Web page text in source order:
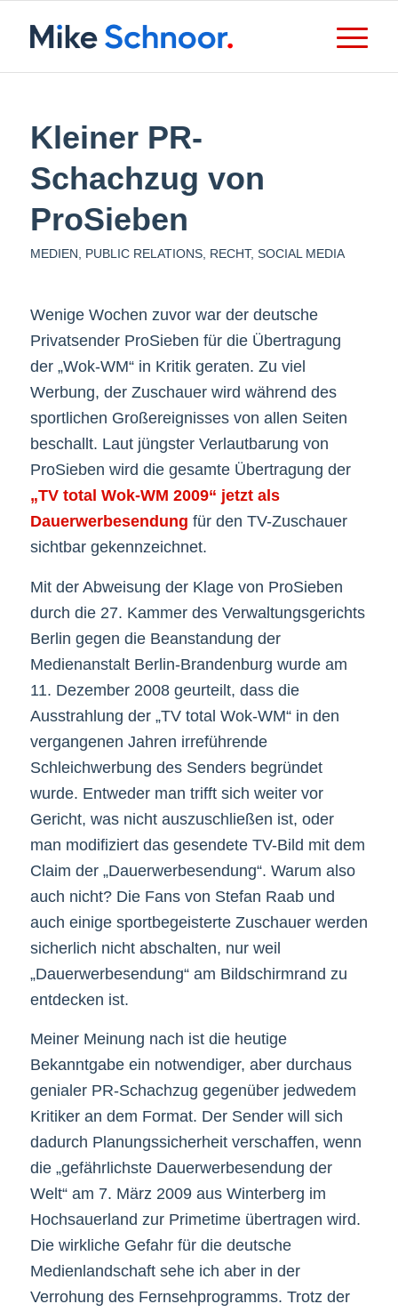
Kleiner PR-
Schachzug von
ProSieben
MEDIEN PUBLIC RELATIONS, RECHT, SOCIAL MEDIA
Wenige Wochen zuvor war der deutsche
Privatsender ProSieben für die Übertragung
der „Wok-WM“ in Kritik geraten. Zu viel
Werbung, der Zuschauer wird während des
sportlichen Großereignisses von allen Seiten
beschallt. Laut jüngster Verlautbarung von
ProSieben wird die gesamte Übertragung der
„TV total Wok-WM 2009“ jetzt als
Dauerwerbesendung für den TV-Zuschauer
sichtbar gekennzeichnet.
Mit der Abweisung der Klage von ProSieben
durch die 27. Kammer des Verwaltungsgerichts
Berlin gegen die Beanstandung der
Medienanstalt Berlin-Brandenburg wurde am
11. Dezember 2008 geurteilt, dass die
Ausstrahlung der „TV total Wok-WM“ in den
vergangenen Jahren irreführende
Schleichwerbung des Senders begründet
wurde. Entweder man trifft sich weiter vor
Gericht, was nicht auszuschließen ist, oder
man modifiziert das gesendete TV-Bild mit dem
Claim der „Dauerwerbesendung“. Warum also
auch nicht? Die Fans von Stefan Raab und
auch einige sportbegeisterte Zuschauer werden
sicherlich nicht abschalten, nur weil
„Dauerwerbesendung“ am Bildschirmrand zu
entdecken ist.
Meiner Meinung nach ist die heutige
Bekanntgabe ein notwendiger, aber durchaus
genialer PR-Schachzug gegenüber jedwedem
Kritiker an dem Format. Der Sender will sich
dadurch Planungssicherheit verschaffen, wenn
die „gefährlichste Dauerwerbesendung der
Welt“ am 7. März 2009 aus Winterberg im
Hochsauerland zur Primetime übertragen wird.
Die wirkliche Gefahr für die deutsche
Medienlandschaft sehe ich aber in der
Verrohung des Fernsehprogramms. Trotz der